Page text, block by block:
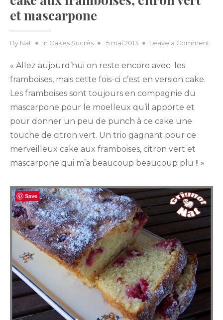
et mascarpone
By Nat In Cakes Sucrés
Posted
5 mai 2013 Leave a Comment
« Allez aujourd’hui on reste encore avec les
framboises, mais cette fois-ci c’est en version cake.
Les framboises sont toujours en compagnie du
mascarpone pour le moelleux qu’il apporte et
pour donner un peu de punch à ce cake une
touche de citron vert. Un trio gagnant pour ce
merveilleux cake aux framboises, citron vert et
mascarpone qui m’a beaucoup beaucoup plu !! »
Save